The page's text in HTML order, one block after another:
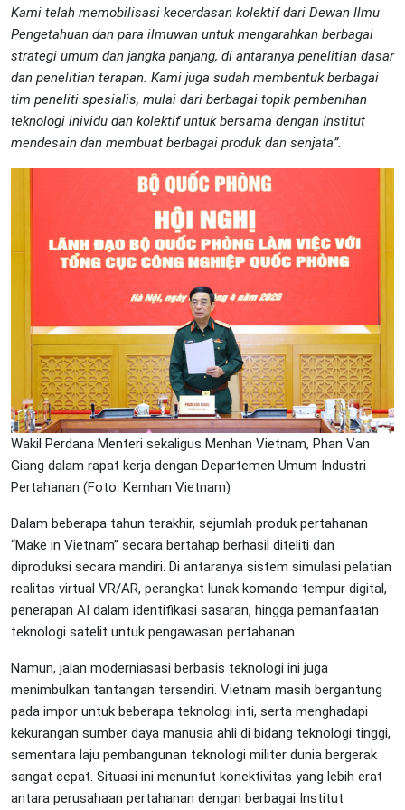
Kami telah memobilisasi kecerdasan kolektif dari Dewan Ilmu
Pengetahuan dan para ilmuwan untuk mengarahkan berbagai
strategi umum dan jangka panjang, di antaranya penelitian dasar
dan penelitian terapan. Kami juga sudah membentuk berbagai
tim peneliti spesialis, mulai dari berbagai topik pembenihan
teknologi inividu dan kolektif untuk bersama dengan Institut
mendesain dan membuat berbagai produk dan senjata”.
Wakil Perdana Menteri sekaligus Menhan Vietnam, Phan Van
Giang dalam rapat kerja dengan Departemen Umum Industri
Pertahanan (Foto: Kemhan Vietnam)
Dalam beberapa tahun terakhir, sejumlah produk pertahanan
“Make in Vietnam” secara bertahap berhasil diteliti dan
diproduksi secara mandiri. Di antaranya sistem simulasi pelatian
realitas virtual VR/AR, perangkat lunak komando tempur digital,
penerapan AI dalam identifikasi sasaran, hingga pemanfaatan
teknologi satelit untuk pengawasan pertahanan.
Namun, jalan moderniasasi berbasis teknologi ini juga
menimbulkan tantangan tersendiri. Vietnam masih bergantung
pada impor untuk beberapa teknologi inti, serta menghadapi
kekurangan sumber daya manusia ahli di bidang teknologi tinggi,
sementara laju pembangunan teknologi militer dunia bergerak
sangat cepat. Situasi ini menuntut konektivitas yang lebih erat
antara perusahaan pertahanan dengan berbagai Institut